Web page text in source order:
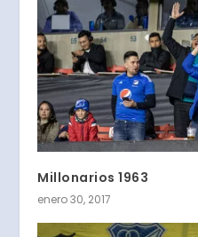
Millonarios 1963
enero 30, 2017